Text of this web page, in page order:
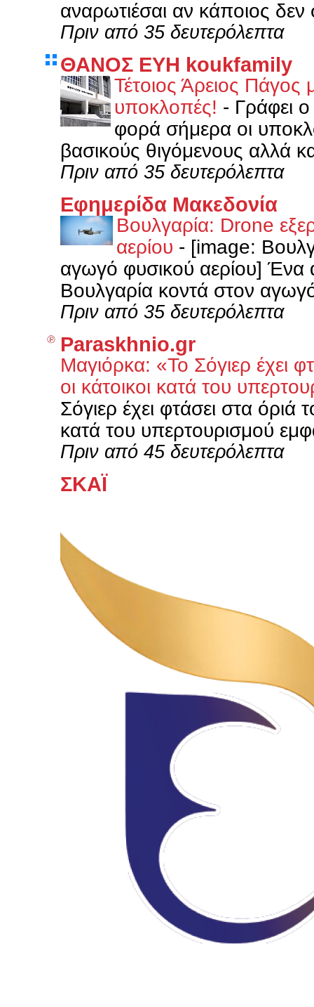
αναρωτιέσαι αν κάποιος
Πριν από 35 δευτερόλεπτα
ΘΑΝΟΣ ΕΥΗ koukfamily
Τέτοιος Άρειος Πάγος
υποκλοπές! - Γράφει
φορά σήμερα οι
βασικούς θιγόμενους αλλά
Πριν από 35 δευτερόλεπτα
Εφημερίδα Μακεδονία
Βουλγαρία: Drone
αερίου - [image:
αγωγό φυσικού αερίου]
Βουλγαρία κοντά στον
Πριν από 35 δευτερόλεπτα
Paraskhnio.gr
Μαγιόρκα: «Το Σόγιερ έχει
οι κάτοικοι κατά του
Σόγιερ έχει φτάσει στα όριά
κατά του υπερτουρισμού
Πριν από 45 δευτερόλεπτα
ΣΚΑΪ